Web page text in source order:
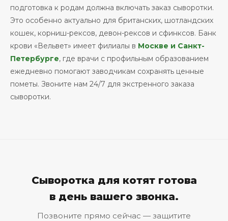
подготовка к родам должна включать заказ сыворотки.
Это особенно актуально для британских, шотландских
кошек, корниш-рексов, девон-рексов и сфинксов. Банк
крови «Вельвет» имеет филиалы в Москве и Санкт-
Петербурге, где врачи с профильным образованием
ежедневно помогают заводчикам сохранять ценные
пометы. Звоните нам 24/7 для экстренного заказа
сыворотки.
Сыворотка для котят готова
в день вашего звонка.
Позвоните прямо сейчас — защитите